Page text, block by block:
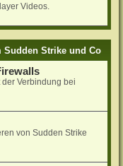
Videos.
Strike und Co
Verbindung bei
von Sudden Strike